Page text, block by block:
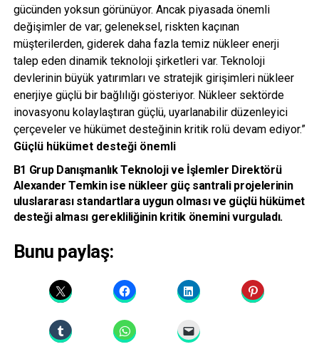
gücünden yoksun görünüyor. Ancak piyasada önemli
değişimler de var; geleneksel, riskten kaçınan
müşterilerden, giderek daha fazla temiz nükleer enerji
talep eden dinamik teknoloji şirketleri var. Teknoloji
devlerinin büyük yatırımları ve stratejik girişimleri nükleer
enerjiye güçlü bir bağlılığı gösteriyor. Nükleer sektörde
inovasyonu kolaylaştıran güçlü, uyarlanabilir düzenleyici
çerçeveler ve hükümet desteğinin kritik rolü devam ediyor.”
Güçlü hükümet desteği önemli
B1 Grup Danışmanlık Teknoloji ve İşlemler Direktörü
Alexander Temkin ise nükleer güç santrali projelerinin
uluslararası standartlara uygun olması ve güçlü hükümet
desteği alması gerekliliğinin kritik önemini vurguladı.
Bunu paylaş: